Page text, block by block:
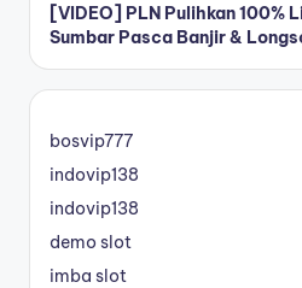
[VIDEO] PLN Pulihkan 100%
Sumbar Pasca Banjir &
bosvip777
indovip138
indovip138
demo slot
imba slot